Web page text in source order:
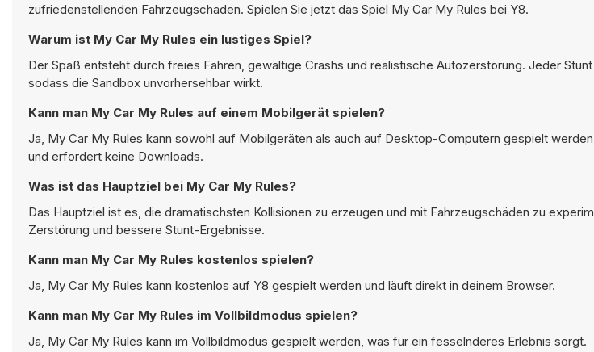
zufriedenstellenden Fahrzeugschaden. Spielen Sie jetzt das Spiel My Car My Rules bei Y8.
Warum ist My Car My Rules ein lustiges Spiel?
Der Spaß entsteht durch freies Fahren, gewaltige Crashs und realistische Autozerstörung. Jeder
sodass die Sandbox unvorhersehbar wirkt.
Kann man My Car My Rules auf einem Mobilgerät spielen?
Ja, My Car My Rules kann sowohl auf Mobilgeräten als auch auf Desktop-Computern gespielt
und erfordert keine Downloads.
Was ist das Hauptziel bei My Car My Rules?
Das Hauptziel ist es, die dramatischsten Kollisionen zu erzeugen und mit Fahrzeugschäden zu
Zerstörung und bessere Stunt-Ergebnisse.
Kann man My Car My Rules kostenlos spielen?
Ja, My Car My Rules kann kostenlos auf Y8 gespielt werden und läuft direkt in deinem Browser.
Kann man My Car My Rules im Vollbildmodus spielen?
Ja, My Car My Rules kann im Vollbildmodus gespielt werden, was für ein fesselnderes Erlebnis sorgt.